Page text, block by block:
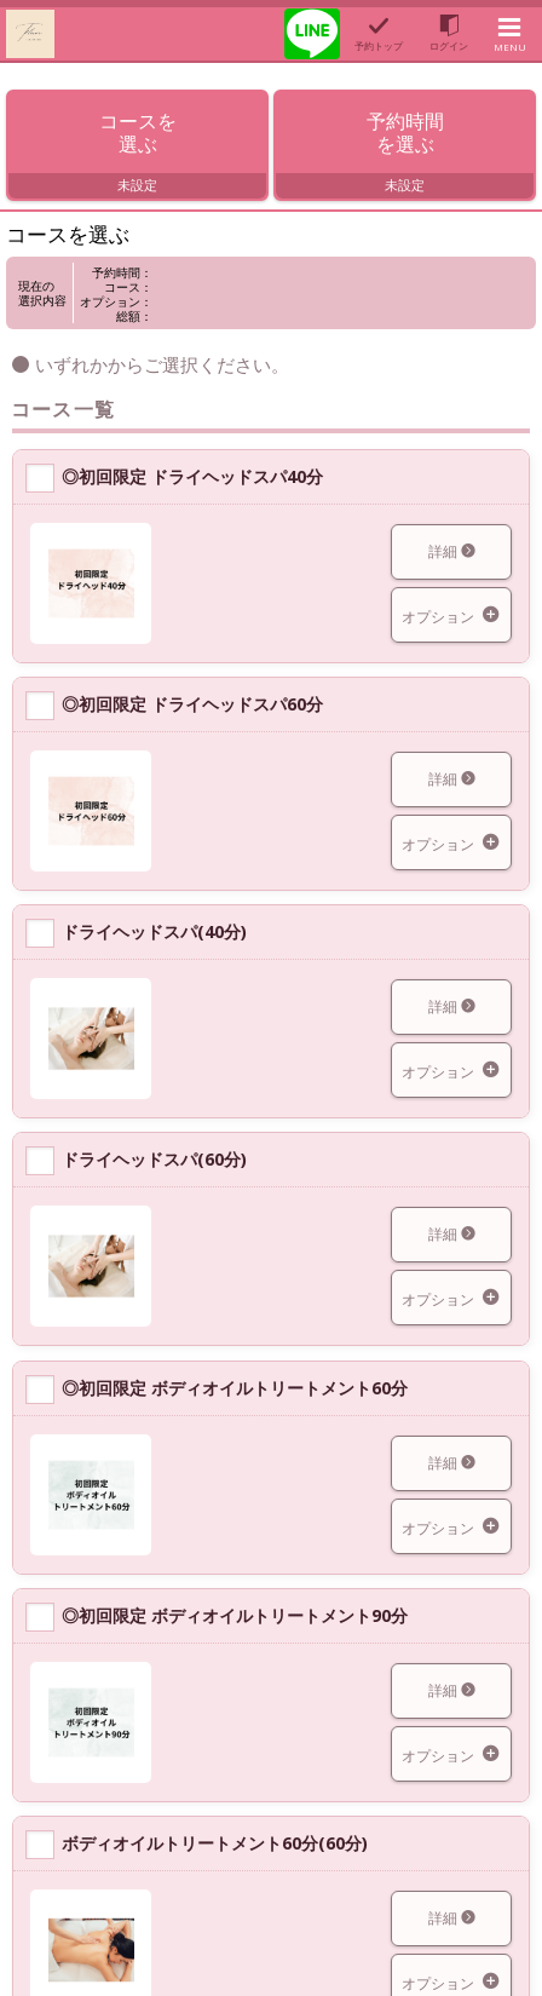
予約トップ ログイン MENU
コースを
選ぶ
未設定
予約時間
を選ぶ
未設定
コースを選ぶ
現在の
選択内容
予約時間：
コース：
オプション：
総額：
いずれかからご選択ください。
コース一覧
◎初回限定 ドライヘッドスパ40分
詳細
オプション
◎初回限定 ドライヘッドスパ60分
詳細
オプション
ドライヘッドスパ(40分)
詳細
オプション
ドライヘッドスパ(60分)
詳細
オプション
◎初回限定 ボディオイルトリートメント60分
詳細
オプション
◎初回限定 ボディオイルトリートメント90分
詳細
オプション
ボディオイルトリートメント60分(60分)
詳細
オプション